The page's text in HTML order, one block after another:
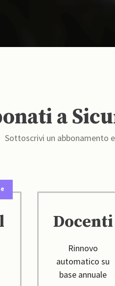
a
Sottoscrivi un abbonamento
Docenti
Rinnovo
automatico su
base annuale